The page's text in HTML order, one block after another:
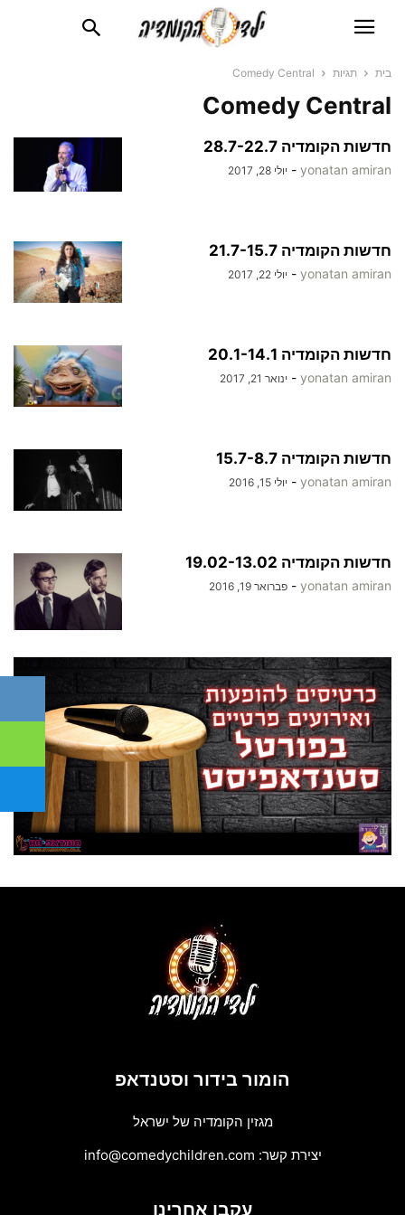
בית תגיות Comedy Central
Comedy Central
חדשות הקומדיה 28.7-22.7
yonatan amiran
- יולי 28, 2017
חדשות הקומדיה 21.7-15.7
yonatan amiran
- יולי 22, 2017
חדשות הקומדיה 20.1-14.1
yonatan amiran
- ינואר 21, 2017
חדשות הקומדיה 15.7-8.7
yonatan amiran
- יולי 15, 2016
חדשות הקומדיה 19.02-13.02
yonatan amiran
- פברואר 19, 2016
הומור בידור וסטנדאפ
מגזין הקומדיה של ישראל
יצירת קשר: info@comedychildren.com
עקבו אחרינו